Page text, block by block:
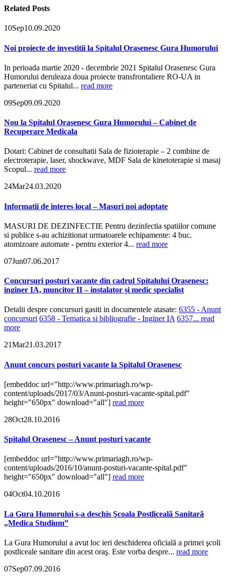
Related Posts
10Sep10.09.2020
Noi proiecte de investitii la Spitalul Orasenesc Gura Humorului
In perioada martie 2020 - decembrie 2021 Spitalul Orasenesc Gura
Humorului deruleaza doua proiecte transfrontaliere RO-UA in
parteneriat cu Spitalul... read more
09Sep09.09.2020
Nou la Spitalul Orasenesc Gura Humorului – Cabinet de
Recuperare Medicala
Dotari: Cabinet de consultatii Sala de fizioterapie – 2 combine de
electroterapie, laser, shockwave, MDF Sala de kinetoterapie si masaj
Scopul... read more
24Mar24.03.2020
Informatii de interes local – Masuri noi adoptate
MASURI DE DEZINFECTIE Pentru dezinfectia spatiilor comune
si publice s-au achizitionat urmatoarele echipamente: 4 buc.
atomizoare automate - pentru exterior 4... read more
07Jun07.06.2017
Concursuri posturi vacante din cadrul Spitalului Orasenesc:
inginer IA, muncitor II – instalator și medic specialist
Detalii despre concursuri gasiti in documentele atasate: 6355 - Anunt
concursuri 6358 - Tematica si bibliografie - Inginer IA 6357... read
more
21Mar21.03.2017
Anunt concurs posturi vacante la Spitalul Orasenesc
[embeddoc url="http://www.primariagh.ro/wp-
content/uploads/2017/03/Anunt-posturi-vacante-spital.pdf"
height="650px" download="all"] read more
28Oct28.10.2016
Spitalul Orasenesc – Anunt posturi vacante
[embeddoc url="http://www.primariagh.ro/wp-
content/uploads/2016/10/anunt-posturi-vacante-spital.pdf"
height="650px" download="all"] read more
04Oct04.10.2016
La Gura Humorului s-a deschis Şcoala Postliceală Sanitară
„Medica Studium”
La Gura Humorului a avut loc ieri deschiderea oficială a primei şcoli
postliceale sanitare din acest oraş. Este vorba despre... read more
07Sep07.09.2016